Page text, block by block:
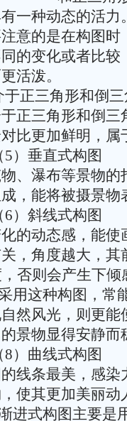
一种动态的活力
意的是在构图时
的变化或者比较
面更活泼。
角形和倒三
正三角形和倒三
比更加鲜明，属
）垂直式构
、瀑布等景物的
，能将被摄景物
）斜线式构
的动态感，能使
，角度越大，其
度，否则会
种构图，常能
然风光，则更能
景物显得安静而
）曲线式构
线条最美，感染
物，使其更
构图主要是用